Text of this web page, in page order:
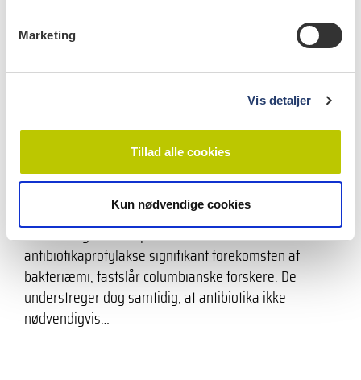
Marketing
Vis detaljer
Tillad alle cookies
Kun nødvendige cookies
forskergruppe,…
Antibiotikaprofylakse reducerer bakteriæmi
efter ekstraktion – men effekten er
begrænset
Sammenlignet med placebo reducerer
antibiotikaprofylakse signifikant forekomsten af
bakteriæmi, fastslår columbianske forskere. De
understreger dog samtidig, at antibiotika ikke
nødvendigvis…